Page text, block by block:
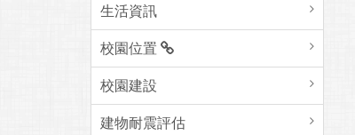
生活資訊
校園位置
校園建設
建物耐震評估